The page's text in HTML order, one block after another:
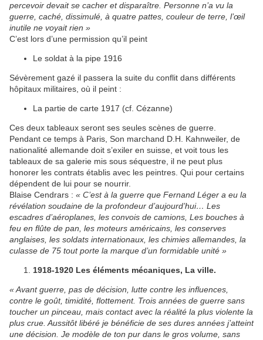
percevoir devait se cacher et disparaître. Personne n’a vu la
guerre, caché, dissimulé, à quatre pattes, couleur de terre, l’œil
inutile ne voyait rien »
C’est lors d’une permission qu’il peint
Le soldat à la pipe 1916
Sévèrement gazé il passera la suite du conflit dans différents
hôpitaux militaires, où il peint :
La partie de carte 1917 (cf. Cézanne)
Ces deux tableaux seront ses seules scènes de guerre.
Pendant ce temps à Paris, Son marchand D.H. Kahnweiler, de
nationalité allemande doit s’exiler en suisse, et voit tous les
tableaux de sa galerie mis sous séquestre, il ne peut plus
honorer les contrats établis avec les peintres. Qui pour certains
dépendent de lui pour se nourrir.
Blaise Cendrars : « C’est à la guerre que Fernand Léger a eu la
révélation soudaine de la profondeur d’aujourd’hui… Les
escadres d’aéroplanes, les convois de camions, Les bouches à
feu en flûte de pan, les moteurs américains, les conserves
anglaises, les soldats internationaux, les chimies allemandes, la
culasse de 75 tout porte la marque d’un formidable unité »
1918-1920 Les éléments mécaniques, La ville.
« Avant guerre, pas de décision, lutte contre les influences,
contre le goût, timidité, flottement. Trois années de guerre sans
toucher un pinceau, mais contact avec la réalité la plus violente la
plus crue. Aussitôt libéré je bénéficie de ses dures années j’atteint
une décision. Je modèle de ton pur dans le gros volume, sans